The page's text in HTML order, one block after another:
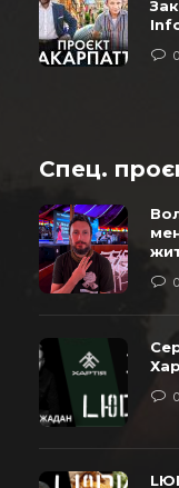
0
Спец.
0
0